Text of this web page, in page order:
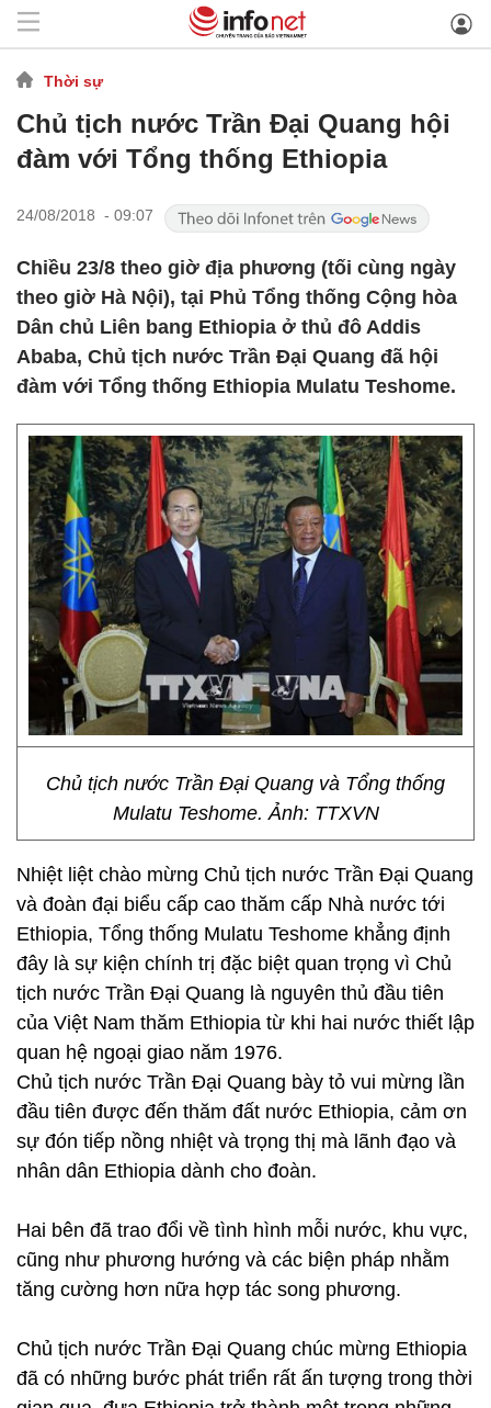
Thời sự
Chủ tịch nước Trần Đại Quang hội
đàm với Tổng thống Ethiopia
24/08/2018 - 09:07
Chiều 23/8 theo giờ địa phương (tối cùng ngày
theo giờ Hà Nội), tại Phủ Tổng thống Cộng hòa
Dân chủ Liên bang Ethiopia ở thủ đô Addis
Ababa, Chủ tịch nước Trần Đại Quang đã hội
đàm với Tổng thống Ethiopia Mulatu Teshome.
Chủ tịch nước Trần Đại Quang và Tổng thống
Mulatu Teshome. Ảnh: TTXVN
Nhiệt liệt chào mừng Chủ tịch nước Trần Đại Quang
và đoàn đại biểu cấp cao thăm cấp Nhà nước tới
Ethiopia, Tổng thống Mulatu Teshome khẳng định
đây là sự kiện chính trị đặc biệt quan trọng vì Chủ
tịch nước Trần Đại Quang là nguyên thủ đầu tiên
của Việt Nam thăm Ethiopia từ khi hai nước thiết lập
quan hệ ngoại giao năm 1976.
Chủ tịch nước Trần Đại Quang bày tỏ vui mừng lần
đầu tiên được đến thăm đất nước Ethiopia, cảm ơn
sự đón tiếp nồng nhiệt và trọng thị mà lãnh đạo và
nhân dân Ethiopia dành cho đoàn.
Hai bên đã trao đổi về tình hình mỗi nước, khu vực,
cũng như phương hướng và các biện pháp nhằm
tăng cường hơn nữa hợp tác song phương.
Chủ tịch nước Trần Đại Quang chúc mừng Ethiopia
đã có những bước phát triển rất ấn tượng trong thời